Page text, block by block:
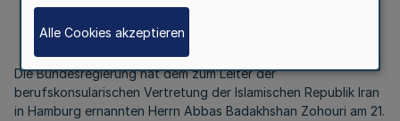
v. 10.4.2013
Die Bundesregierung hat dem zum Leiter der
berufskonsularischen Vertretung der Islamischen Republik Iran
in Hamburg ernannten Herrn Abbas Badakhshan Zohouri am 21.
Alle Cookies akzeptieren